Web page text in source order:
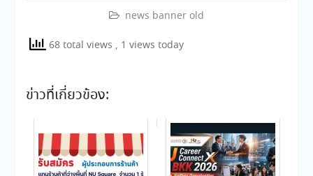
news banner old
68 total views , 1 views today
ข่าวที่เกี่ยวข้อง: